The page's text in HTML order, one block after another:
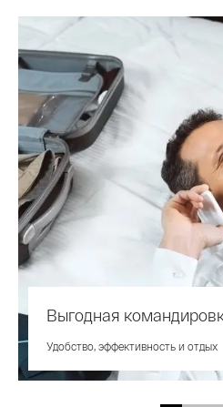
Выгодная
Удобство, эффективность и отдых